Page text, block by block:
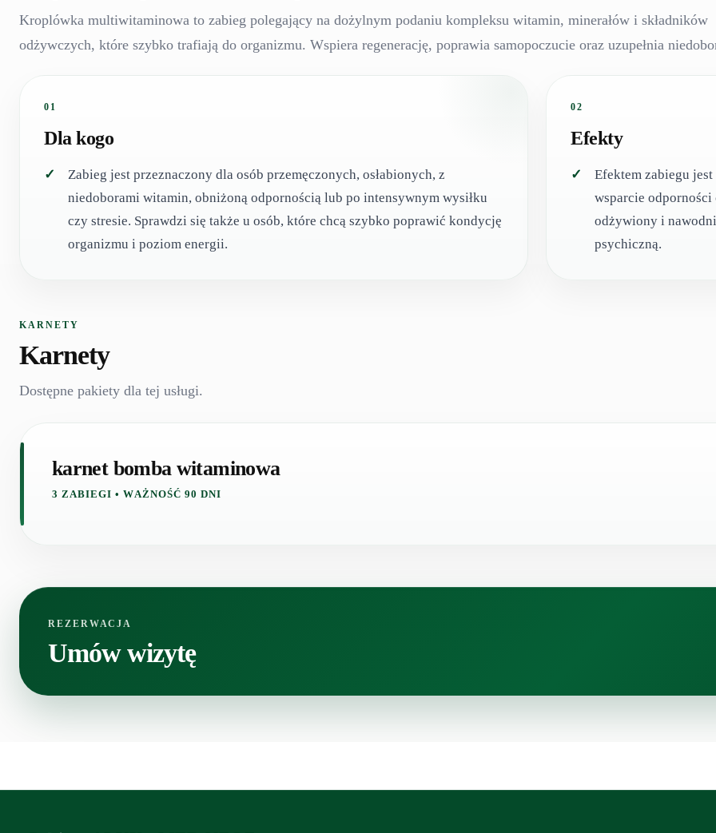
Kroplówka multiwitaminowa to zabieg polegający na dożylnym podaniu kompleksu witamin, minerałów i składników
odżywczych, które szybko trafiają do organizmu. Wspiera regenerację, poprawia samopoczucie oraz uzupełnia
01
Dla kogo
Zabieg jest przeznaczony dla osób przemęczonych, osłabionych, z
niedoborami witamin, obniżoną odpornością lub po intensywnym wysiłku
czy stresie. Sprawdzi się także u osób, które chcą szybko poprawić kondycję
organizmu i poziom energii.
02
Efekty
Efektem zabiegu
wsparcie odporności
odżywiony i
psychiczną.
KARNETY
Karnety
Dostępne pakiety dla tej usługi.
karnet bomba witaminowa
3 ZABIEGI • WAŻNOŚĆ 90 DNI
REZERWACJA
Umów wizytę